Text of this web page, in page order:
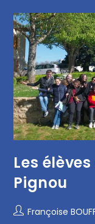
Les
Pignou
Françoise